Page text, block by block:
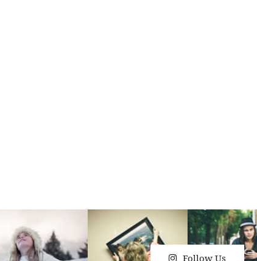
Follow Us